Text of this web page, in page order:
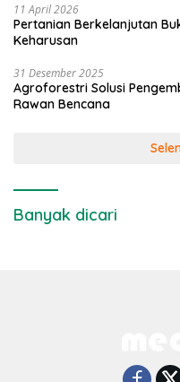
11 April 2026
Pertanian Berkelanjutan
Keharusan
31 Desember 2025
Agroforestri Solusi
Rawan Bencana
Banyak dicari